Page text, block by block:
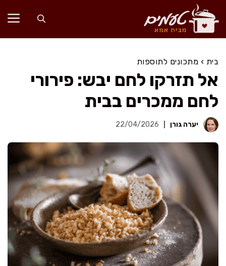
לדלג
לתוכן
בית › מתכונים לתוספות
אל תזרקו לחם יבש: פירורי
לחם ממכרים בבית
יערה גורן 22/04/2026